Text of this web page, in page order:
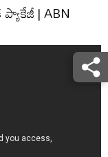
ప్యాకేజీ | ABN